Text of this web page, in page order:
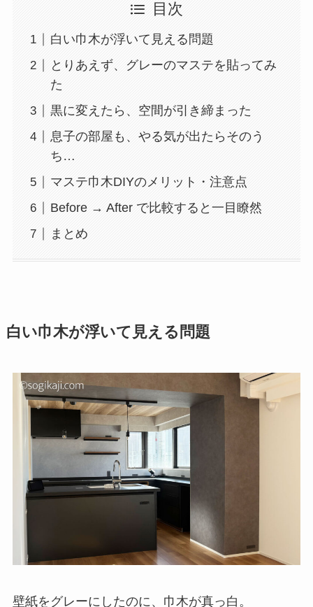
目次
白い巾木が浮いて見える問題
とりあえず、グレーのマステを貼ってみ
た
黒に変えたら、空間が引き締まった
息子の部屋も、やる気が出たらそのう
ち…
マステ巾木DIYのメリット・注意点
Before → After で比較すると一目瞭然
まとめ
白い巾木が浮いて見える問題
壁紙をグレーにしたのに、巾木が真っ白。